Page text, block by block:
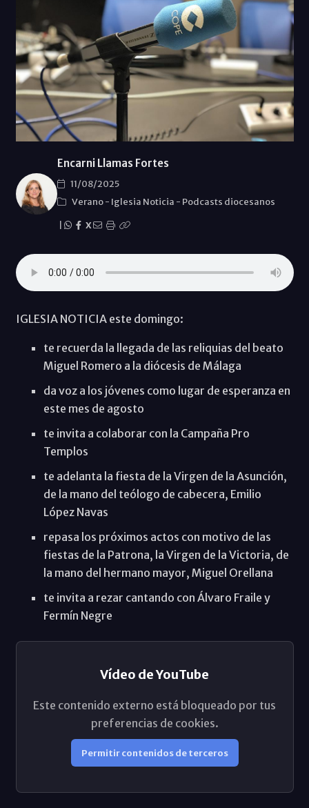
Encarni Llamas Fortes
11/08/2025
Verano- Iglesia Noticia - Podcasts diocesanos
X
IGLESIA NOTICIA este domingo:
te recuerda la llegada de las reliquias del beato
Miguel Romero a la diócesis de Málaga
da voz a los jóvenes como lugar de esperanza en
este mes de agosto
te invita a colaborar con la Campaña Pro
Templos
te adelanta la fiesta de la Virgen de la Asunción,
de la mano del teólogo de cabecera, Emilio
López Navas
repasa los próximos actos con motivo de las
fiestas de la Patrona, la Virgen de la Victoria, de
la mano del hermano mayor, Miguel Orellana
te invita a rezar cantando con Álvaro Fraile y
Fermín Negre
Vídeo de YouTube
Este contenido externo está bloqueado por tus
preferencias de cookies.
Permitir contenidos de terceros